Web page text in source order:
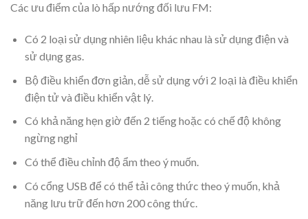
Các ưu điểm của lò hấp nướng đối lưu FM:
Có 2 loại sử dụng nhiên liệu khác nhau là sử dụng điện và
sử dụng gas.
Bộ điều khiển đơn giản, dễ sử dụng với 2 loại là điều khiển
điện tử và điều khiển vật lý.
Có khả năng hẹn giờ đến 2 tiếng hoặc có chế độ không
ngừng nghỉ
Có thể điều chỉnh độ ẩm theo ý muốn.
Có cổng USB để có thể tải công thức theo ý muốn, khả
năng lưu trữ đến hơn 200 công thức.